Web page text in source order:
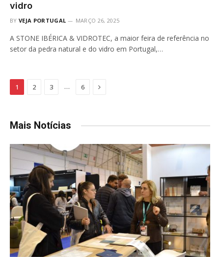
vidro
BY VEJA PORTUGAL MARÇO 26, 2025
A STONE IBÉRICA & VIDROTEC, a maior feira de referência no
setor da pedra natural e do vidro em Portugal,…
1 2 3 … 6 Next
Mais Notícias